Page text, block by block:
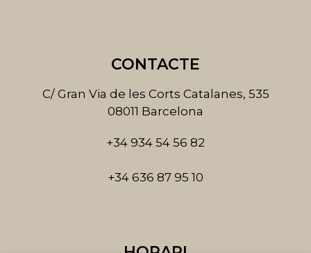
o
o
k
-
g
r
a
m
CONTACTE
C/ Gran Via de les Corts Catalanes, 535
08011 Barcelona
+34 934 54 56 82
+34 636 87 95 10